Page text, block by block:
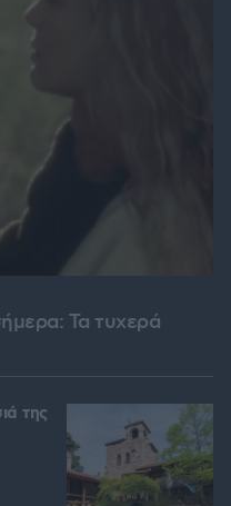
Τα τυχερά
της